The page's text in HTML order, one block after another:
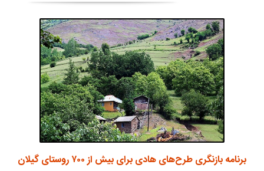
برنامه بازنگری طرح‌های هادی برای بیش از ۷۰۰ روستای گیلان